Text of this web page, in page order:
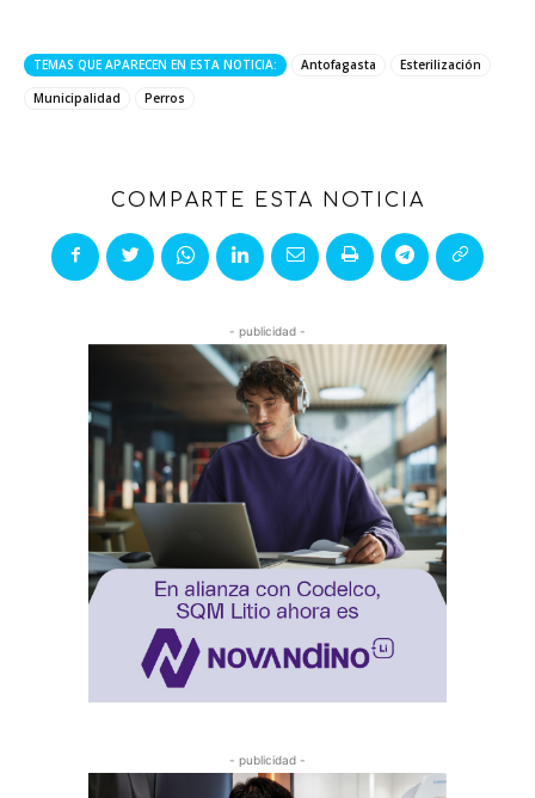
TEMAS QUE APARECEN EN ESTA NOTICIA: Antofagasta
Esterilización
Municipalidad
Perros
COMPARTE ESTA NOTICIA
- publicidad -
- publicidad -